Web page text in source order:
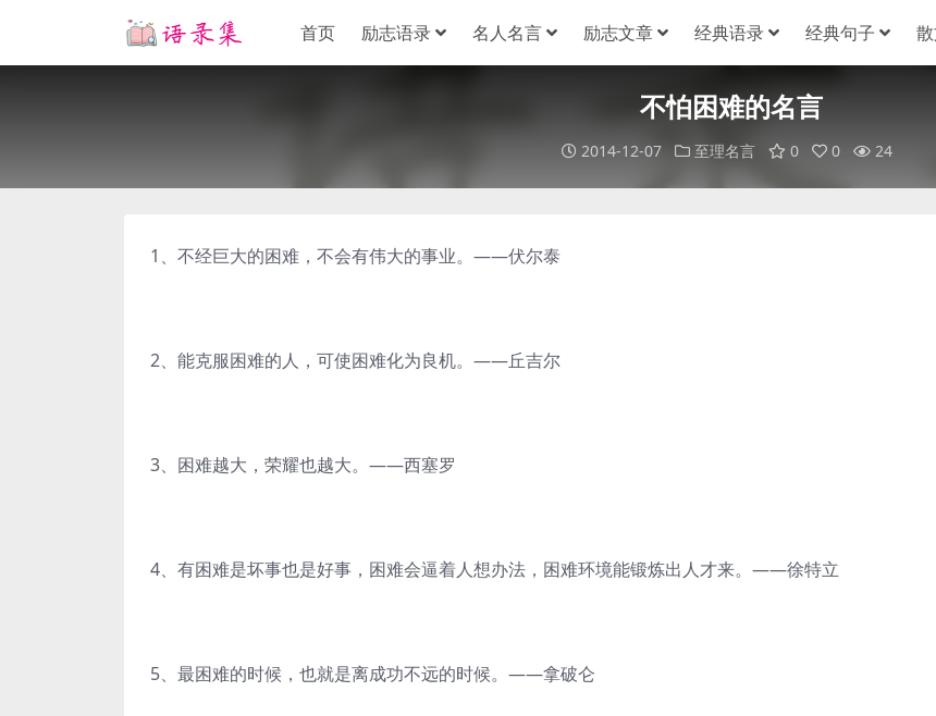
首页 励志语录 名人名言 励志文章 经典语录 经典句子
不怕困难的名言
2014-12-07 至理名言 0 0 24
1、不经巨大的困难，不会有伟大的事业。——伏尔泰
2、能克服困难的人，可使困难化为良机。——丘吉尔
3、困难越大，荣耀也越大。——西塞罗
4、有困难是坏事也是好事，困难会逼着人想办法，困难环境能锻炼出人才来。——徐特立
5、最困难的时候，也就是离成功不远的时候。——拿破仑